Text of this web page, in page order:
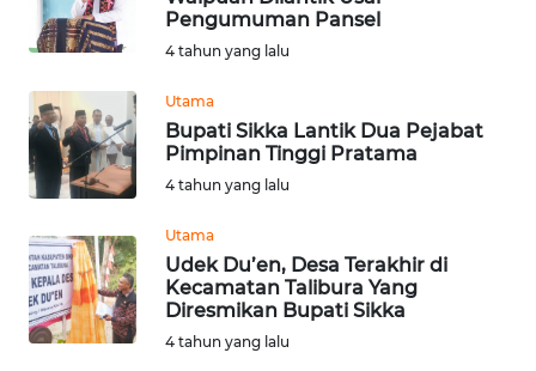
Pengumuman Pansel
4 tahun yang lalu
Utama
Bupati Sikka Lantik Dua Pejabat
Pimpinan Tinggi Pratama
4 tahun yang lalu
Utama
Udek Du’en, Desa Terakhir di
Kecamatan Talibura Yang
Diresmikan Bupati Sikka
4 tahun yang lalu
WN
WN
JATENG
WN
NUSANTARA
WN
JOGJA